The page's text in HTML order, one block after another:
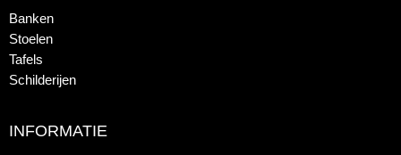
Banken
Stoelen
Tafels
Schilderijen
INFORMATIE